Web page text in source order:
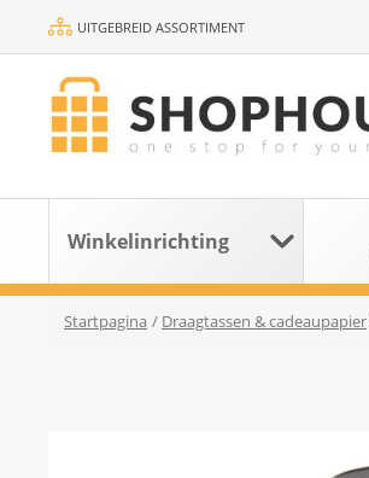
UITGEBREID ASSORTIMENT
Winkelinrichting
Startpagina / Draagtassen & cadeaupapier